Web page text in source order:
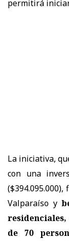
permitirá
La iniciativa,
con una
Valparaíso y
de 70